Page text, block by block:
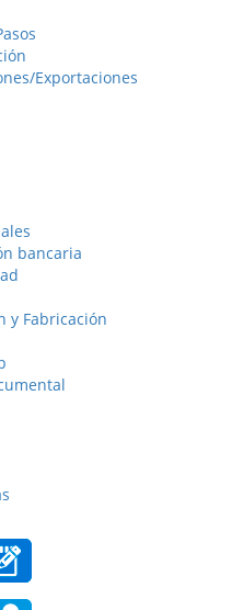
Exportaciones
bancaria
y Fabricación